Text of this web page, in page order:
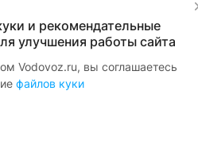
✕
и рекомендательные
улучшения работы сайта
Vodovoz.ru, вы соглашаетесь
файлов куки